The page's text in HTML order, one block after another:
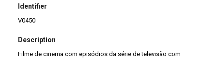
Identifier
V0450
Description
Filme de cinema com episódios da série de televisão com